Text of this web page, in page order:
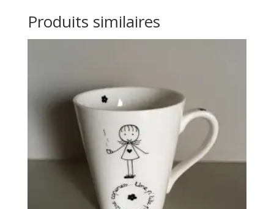
Produits similaires